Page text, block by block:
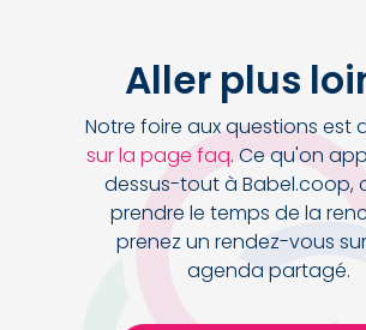
Aller plus
Notre foire aux questions est
sur la page faq. Ce qu'on
dessus-tout à Babel.coop,
prendre le temps de la
prenez un rendez-vous
agenda partagé.